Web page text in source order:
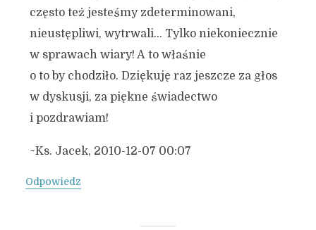
często też jesteśmy zdeterminowani,
nieustępliwi, wytrwali… Tylko niekoniecznie
w sprawach wiary! A to właśnie
o to by chodziło. Dziękuję raz jeszcze za głos
w dyskusji, za piękne świadectwo
i pozdrawiam!
~Ks. Jacek, 2010-12-07 00:07
Odpowiedz